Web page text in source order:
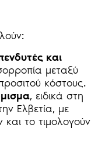
και
μεταξύ
κόστους.
, ειδικά στη
Ελβετία, με
το τιμολογούν